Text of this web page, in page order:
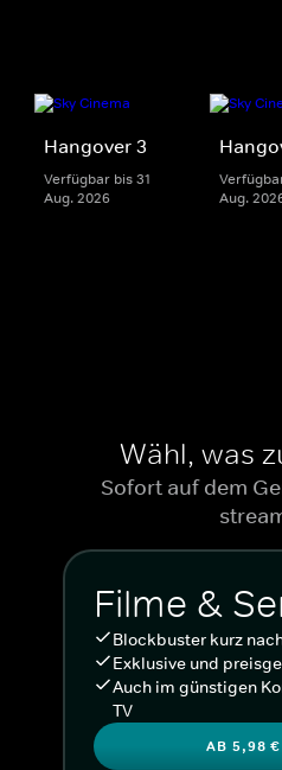
Hangover 3
Verfügbar bis 31
Aug. 2026
Aug.
Wähl, was
Sofort auf dem
Filme &
Blockbuster kurz
Exklusive und
Auch im günstigen
TV
AB 5,98